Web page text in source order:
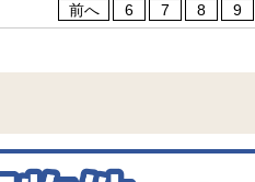
前へ 6 7 8 9